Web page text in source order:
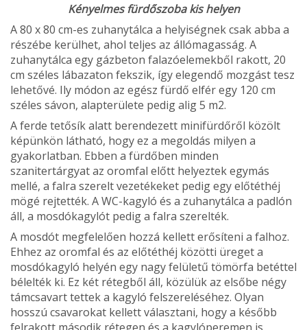
Kényelmes fürdőszoba kis helyen
A 80 x 80 cm-es zuhanytálca a helyiségnek csak abba a
részébe kerülhet, ahol teljes az állómagasság. A
zuhanytálca egy gázbeton falazóelemekből rakott, 20
cm széles lábazaton fekszik, így elegendő mozgást tesz
lehetővé. Ily módon az egész fürdő elfér egy 120 cm
széles sávon, alapterülete pedig alig 5 m2.
A ferde tetősík alatt berendezett minifürdőről közölt
képünkön látható, hogy ez a megoldás milyen a
gyakorlatban. Ebben a fürdőben minden
szanitertárgyat az oromfal előtt helyeztek egymás
mellé, a falra szerelt vezetékeket pedig egy előtéthéj
mögé rejtették. A WC-kagyló és a zuhanytálca a padlón
áll, a mosdókagylót pedig a falra szerelték.
A mosdót megfelelően hozzá kellett erősíteni a falhoz.
Ehhez az oromfal és az előtéthéj közötti üreget a
mosdókagyló helyén egy nagy felületű tömörfa betéttel
bélelték ki. Ez két rétegből áll, közülük az elsőbe négy
támcsavart tettek a kagyló felszereléséhez. Olyan
hosszú csavarokat kellett választani, hogy a később
felrakott második rétegen és a kagylóperemen is